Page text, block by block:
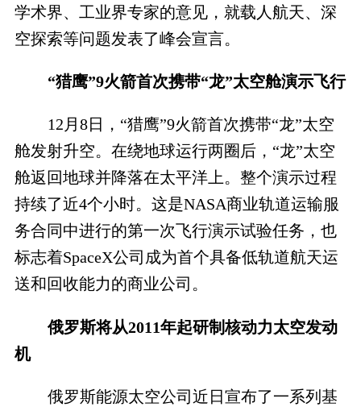
学术界、工业界专家的意见，就载人航天、深
空探索等问题发表了峰会宣言。
“猎鹰”9火箭首次携带“龙”太空舱演示飞行
12月8日，“猎鹰”9火箭首次携带“龙”太空
舱发射升空。在绕地球运行两圈后，“龙”太空
舱返回地球并降落在太平洋上。整个演示过程
持续了近4个小时。这是NASA商业轨道运输服
务合同中进行的第一次飞行演示试验任务，也
标志着SpaceX公司成为首个具备低轨道航天运
送和回收能力的商业公司。
俄罗斯将从2011年起研制核动力太空发动
机
俄罗斯能源太空公司近日宣布了一系列基